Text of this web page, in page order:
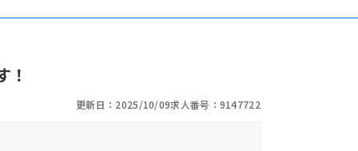
！
更新日：2025/10/09求人番号：9147722